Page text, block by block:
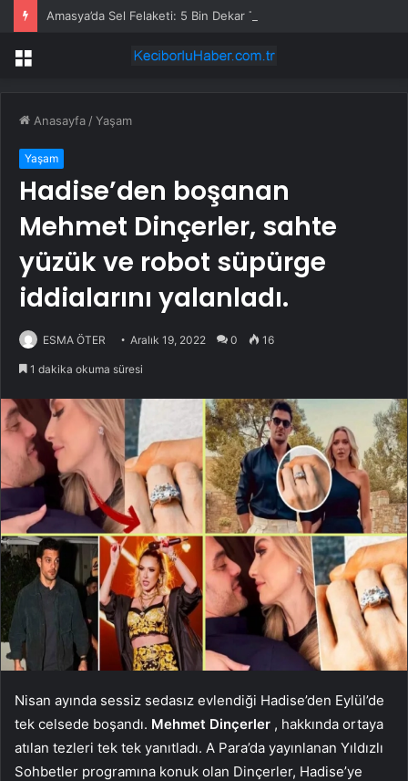
Amasya’da Sel Felaketi: 5 Bin Dekar Tarım Alanı Etkilendi
Menü
Anasayfa /Yaşam
Yaşam
Hadise’den boşanan
Mehmet Dinçerler, sahte
yüzük ve robot süpürge
iddialarını yalanladı.
ESMA ÖTER Aralık 19, 2022 0 16
1 dakika okuma süresi
Nisan ayında sessiz sedasız evlendiği Hadise’den Eylül’de
tek celsede boşandı. Mehmet Dinçerler , hakkında ortaya
atılan tezleri tek tek yanıtladı. A Para’da yayınlanan Yıldızlı
Sohbetler programına konuk olan Dinçerler, Hadise’ye